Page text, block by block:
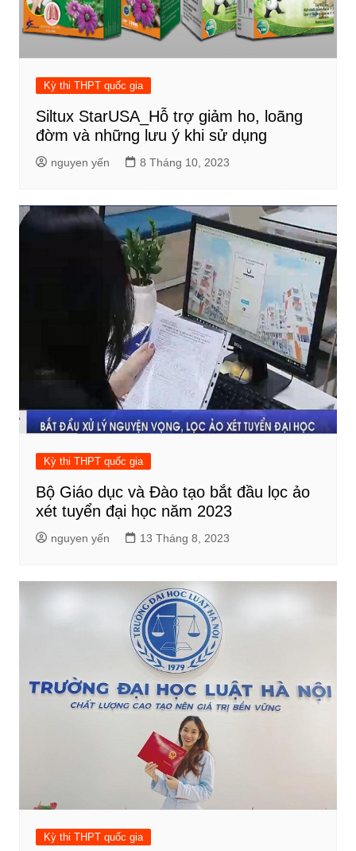
Kỳ thi THPT quốc gia
Siltux StarUSA_Hỗ trợ giảm ho, loãng
đờm và những lưu ý khi sử dụng
nguyen yến 8 Tháng 10, 2023
Kỳ thi THPT quốc gia
Bộ Giáo dục và Đào tạo bắt đầu lọc ảo
xét tuyển đại học năm 2023
nguyen yến 13 Tháng 8, 2023
Kỳ thi THPT quốc gia